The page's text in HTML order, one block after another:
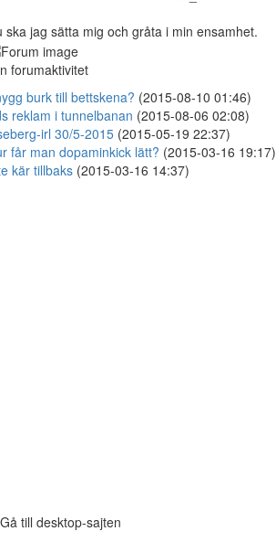
ska jag sätta mig och gråta i min ensamhet.
forumaktivitet
burk till bettskena? (2015-08-10 01:46)
reklam i tunnelbanan (2015-08-06 02:08)
irl 30/5-2015 (2015-05-19 22:37)
får man dopaminkick lätt? (2015-03-16 19:17)
kär tillbaks (2015-03-16 14:37)
Gå till desktop-sajten